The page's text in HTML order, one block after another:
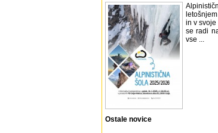
in v
se radi
vse ...
Ostale novice